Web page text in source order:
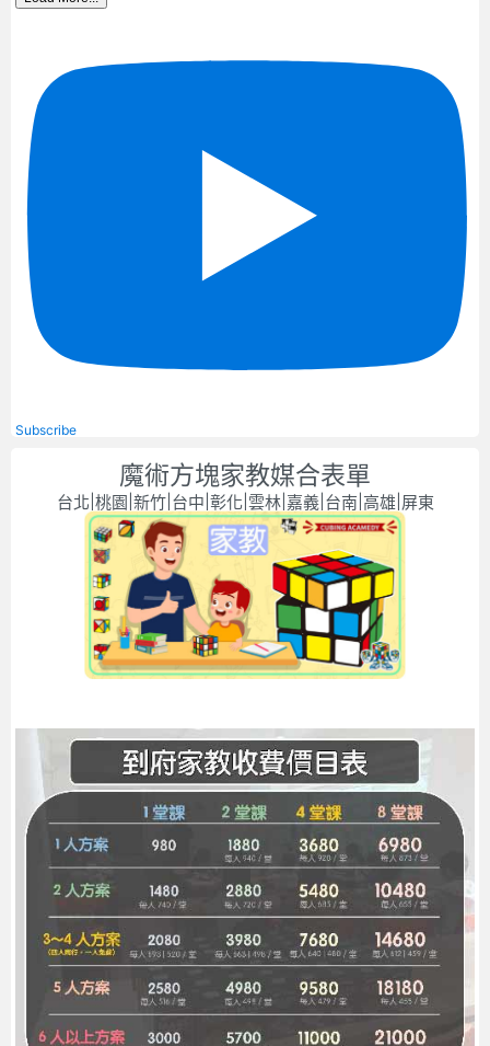
Subscribe
魔術方塊家教媒合表單
台北|桃園|新竹|台中|彰化|雲林|嘉義|台南|高雄|屏東